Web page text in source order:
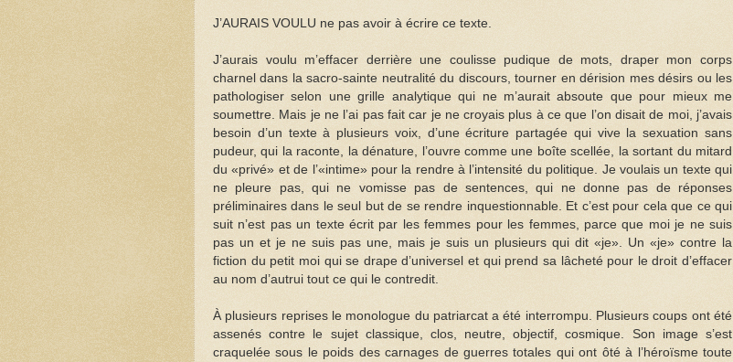
J’AURAIS VOULU ne pas avoir à écrire ce texte.
J’aurais voulu m’effacer derrière une coulisse pudique de mots, draper mon corps
charnel dans la sacro-sainte neutralité du discours, tourner en dérision mes désirs ou les
pathologiser selon une grille analytique qui ne m’aurait absoute que pour mieux me
soumettre. Mais je ne l’ai pas fait car je ne croyais plus à ce que l’on disait de moi, j’avais
besoin d’un texte à plusieurs voix, d’une écriture partagée qui vive la sexuation sans
pudeur, qui la raconte, la dénature, l’ouvre comme une boîte scellée, la sortant du mitard
du «privé» et de l’«intime» pour la rendre à l’intensité du politique. Je voulais un texte qui
ne pleure pas, qui ne vomisse pas de sentences, qui ne donne pas de réponses
préliminaires dans le seul but de se rendre inquestionnable. Et c’est pour cela que ce qui
suit n’est pas un texte écrit par les femmes pour les femmes, parce que moi je ne suis
pas un et je ne suis pas une, mais je suis un plusieurs qui dit «je». Un «je» contre la
fiction du petit moi qui se drape d’universel et qui prend sa lâcheté pour le droit d’effacer
au nom d’autrui tout ce qui le contredit.
À plusieurs reprises le monologue du patriarcat a été interrompu. Plusieurs coups ont été
assenés contre le sujet classique, clos, neutre, objectif, cosmique. Son image s’est
craquelée sous le poids des carnages de guerres totales qui ont ôté à l’héroïsme toute